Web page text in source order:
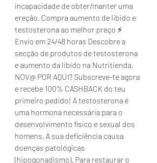
incapacidade de obter/manter uma
ereção. Compra aumento de libido e
testosterona ao melhor preço ⚡
Envio em 24/48 horas Descobre a
secção de produtos de testosterona
e aumento da libido na Nutritienda.
NOV@ POR AQUI? Subscreve-te agora
e recebe 100% CASHBACK do teu
primeiro pedido! A testosterona é
uma hormona necessária para o
desenvolvimento físico e sexual dos
homens. A sua deficiência causa
doenças patológicas
(hipogonadismo). Para restaurar o